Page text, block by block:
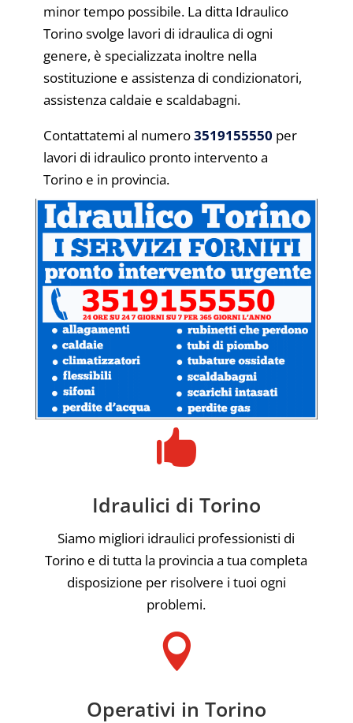
minor tempo possibile. La ditta Idraulico
Torino svolge lavori di idraulica di ogni
genere, è specializzata inoltre nella
sostituzione e assistenza di condizionatori,
assistenza caldaie e scaldabagni.
Contattatemi al numero3519155550 per
lavori di idraulico pronto intervento a
Torino e in provincia.

Idraulici di Torino
Siamo migliori idraulici professionisti di
Torino e di tutta la provincia a tua completa
disposizione per risolvere i tuoi ogni
problemi.

Operativi in Torino